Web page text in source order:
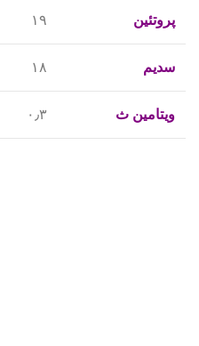
پروتئین ۱۹
سدیم ۱۸
ویتامین ث ۰٫۳